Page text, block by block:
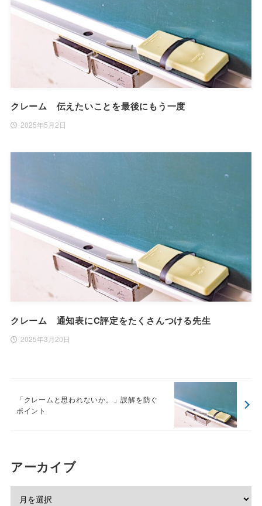
クレーム 伝えたいことを最後にもう一度
2025年5月2日
クレーム 通知表にC評定をたくさんつける先生
2025年3月20日
「クレームと思われないか。」誤解を防ぐ
ポイント
アーカイブ